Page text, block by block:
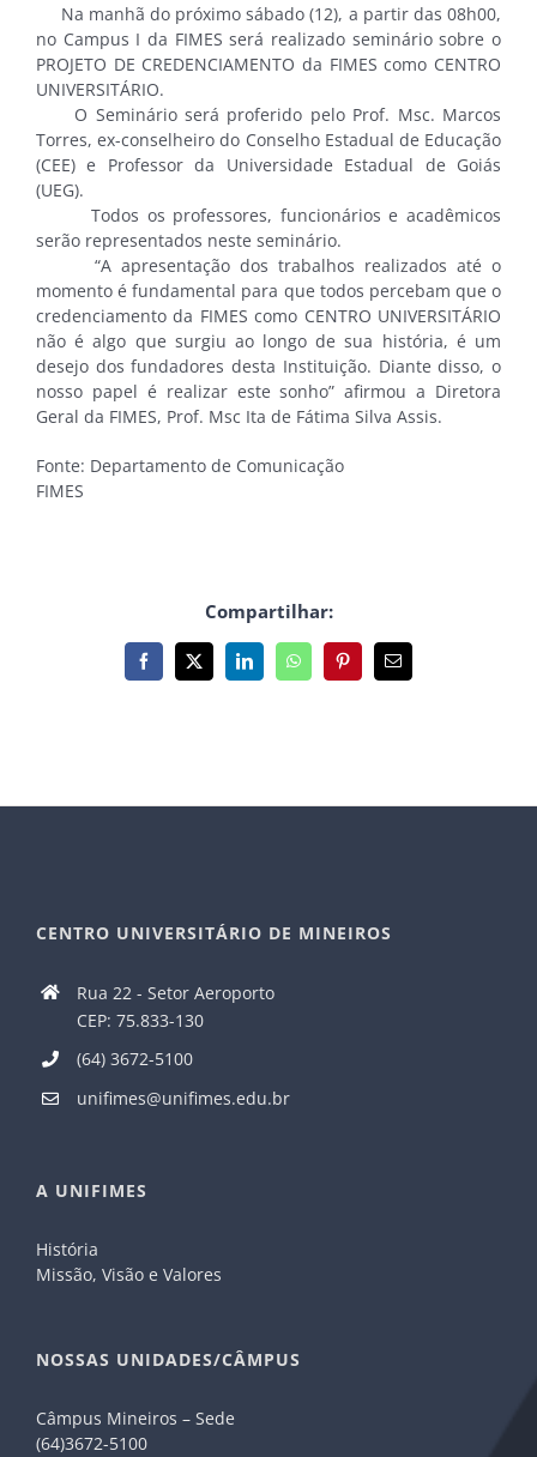
Na manhã do próximo sábado (12), a partir das 08h00,
no Campus I da FIMES será realizado seminário sobre o
PROJETO DE CREDENCIAMENTO da FIMES como CENTRO
UNIVERSITÁRIO.
O Seminário será proferido pelo Prof. Msc. Marcos
Torres, ex-conselheiro do Conselho Estadual de Educação
(CEE) e Professor da Universidade Estadual de Goiás
(UEG).
Todos os professores, funcionários e acadêmicos
serão representados neste seminário.
“A apresentação dos trabalhos realizados até o
momento é fundamental para que todos percebam que o
credenciamento da FIMES como CENTRO UNIVERSITÁRIO
não é algo que surgiu ao longo de sua história, é um
desejo dos fundadores desta Instituição. Diante disso, o
nosso papel é realizar este sonho” afirmou a Diretora
Geral da FIMES, Prof. Msc Ita de Fátima Silva Assis.
Fonte: Departamento de Comunicação
FIMES
Compartilhar:
Facebook
X LinkedInWhatsAppPinterest
E-
mail
CENTRO UNIVERSITÁRIO DE MINEIROS
Rua 22 - Setor Aeroporto
CEP: 75.833-130
(64) 3672-5100
unifimes@unifimes.edu.br
A UNIFIMES
História
Missão, Visão e Valores
NOSSAS UNIDADES/CÂMPUS
Câmpus Mineiros – Sede
(64)3672-5100